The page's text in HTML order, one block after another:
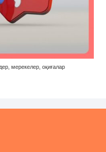
мерекелер, оқиғалар